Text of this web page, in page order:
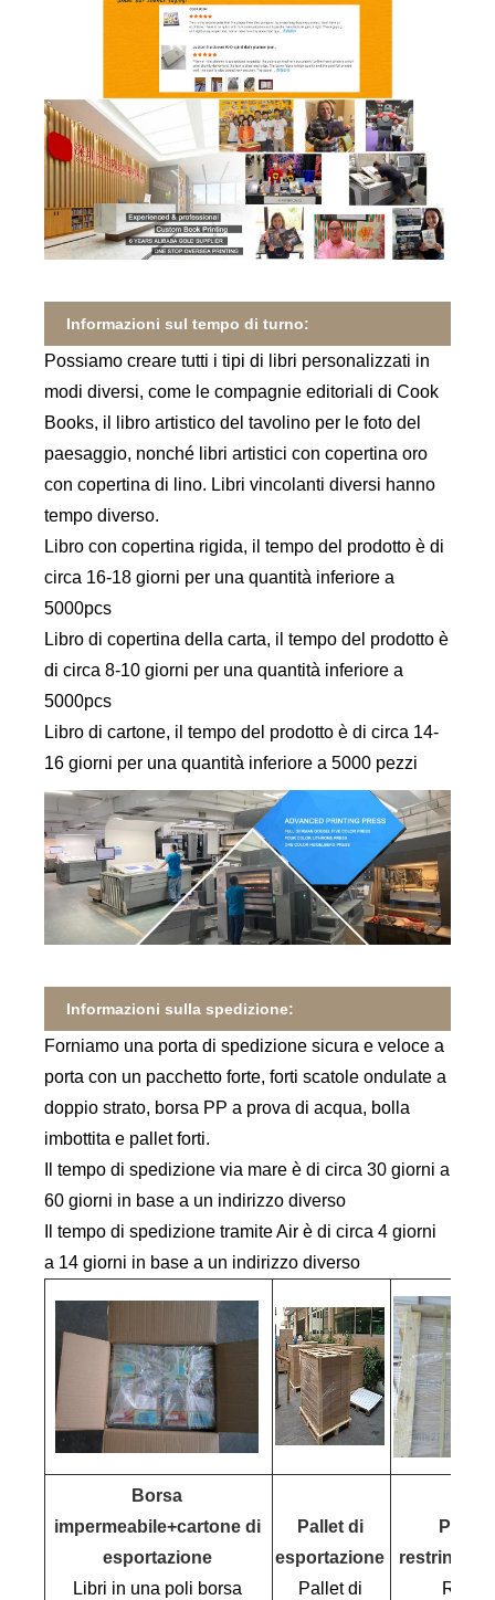
Informazioni sul tempo di turno:
Possiamo creare tutti i tipi di libri personalizzati in
modi diversi, come le compagnie editoriali di Cook
Books, il libro artistico del tavolino per le foto del
paesaggio, nonché libri artistici con copertina oro
con copertina di lino. Libri vincolanti diversi hanno
tempo diverso.
Libro con copertina rigida, il tempo del prodotto è di
circa 16-18 giorni per una quantità inferiore a
5000pcs
Libro di copertina della carta, il tempo del prodotto è
di circa 8-10 giorni per una quantità inferiore a
5000pcs
Libro di cartone, il tempo del prodotto è di circa 14-
16 giorni per una quantità inferiore a 5000 pezzi
Informazioni sulla spedizione:
Forniamo una porta di spedizione sicura e veloce a
porta con un pacchetto forte, forti scatole ondulate a
doppio strato, borsa PP a prova di acqua, bolla
imbottita e pallet forti.
Il tempo di spedizione via mare è di circa 30 giorni a
60 giorni in base a un indirizzo diverso
Il tempo di spedizione tramite Air è di circa 4 giorni
a 14 giorni in base a un indirizzo diverso
Borsa
impermeabile+cartone di
esportazione
Libri in una poli borsa
Pallet di
esportazione
Pallet di